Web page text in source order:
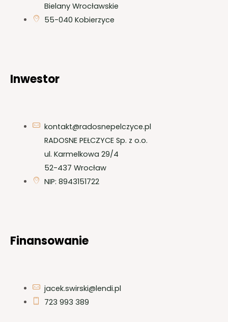
Bielany Wrocławskie
55-040 Kobierzyce
Inwestor
kontakt@radosnepelczyce.pl
RADOSNE PEŁCZYCE Sp. z o.o.
ul. Karmelkowa 29/4
52-437 Wrocław
NIP: 8943151722
Finansowanie
jacek.swirski@lendi.pl
723 993 389